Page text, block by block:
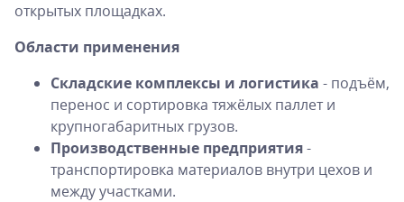
открытых площадках.
Области применения
Складские комплексы и логистика - подъём,
перенос и сортировка тяжёлых паллет и
крупногабаритных грузов.
Производственные предприятия-
транспортировка материалов внутри цехов и
между участками.